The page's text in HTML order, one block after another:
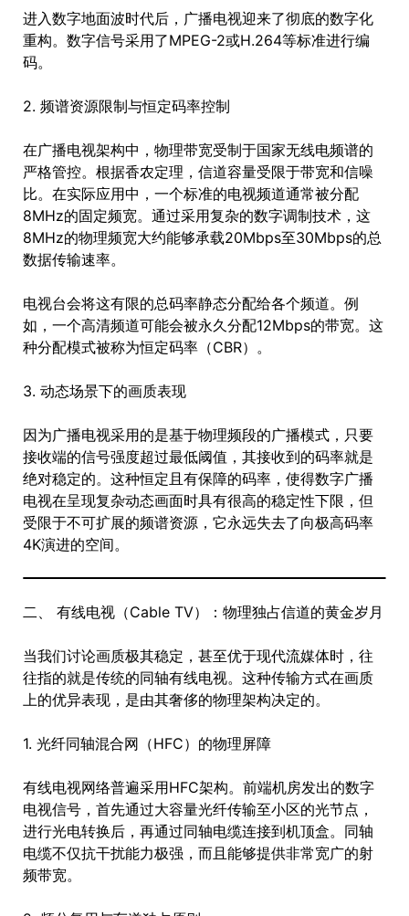
进入数字地面波时代后，广播电视迎来了彻底的数字化
重构。数字信号采用了MPEG-2或H.264等标准进行编
码。
2. 频谱资源限制与恒定码率控制
在广播电视架构中，物理带宽受制于国家无线电频谱的
严格管控。根据香农定理，信道容量受限于带宽和信噪
比。在实际应用中，一个标准的电视频道通常被分配
8MHz的固定频宽。通过采用复杂的数字调制技术，这
8MHz的物理频宽大约能够承载20Mbps至30Mbps的总
数据传输速率。
电视台会将这有限的总码率静态分配给各个频道。例
如，一个高清频道可能会被永久分配12Mbps的带宽。这
种分配模式被称为恒定码率（CBR）。
3. 动态场景下的画质表现
因为广播电视采用的是基于物理频段的广播模式，只要
接收端的信号强度超过最低阈值，其接收到的码率就是
绝对稳定的。这种恒定且有保障的码率，使得数字广播
电视在呈现复杂动态画面时具有很高的稳定性下限，但
受限于不可扩展的频谱资源，它永远失去了向极高码率
4K演进的空间。
二、 有线电视（Cable TV）：物理独占信道的黄金岁月
当我们讨论画质极其稳定，甚至优于现代流媒体时，往
往指的就是传统的同轴有线电视。这种传输方式在画质
上的优异表现，是由其奢侈的物理架构决定的。
1. 光纤同轴混合网（HFC）的物理屏障
有线电视网络普遍采用HFC架构。前端机房发出的数字
电视信号，首先通过大容量光纤传输至小区的光节点，
进行光电转换后，再通过同轴电缆连接到机顶盒。同轴
电缆不仅抗干扰能力极强，而且能够提供非常宽广的射
频带宽。